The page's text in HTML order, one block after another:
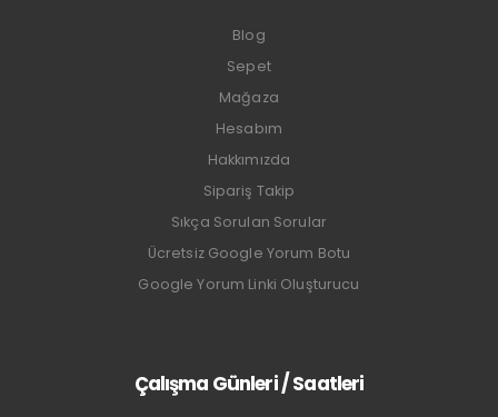
Blog
Sepet
Mağaza
Hesabım
Hakkımızda
Sipariş Takip
Sıkça Sorulan Sorular
Ücretsiz Google Yorum Botu
Google Yorum Linki Oluşturucu
Çalışma Günleri / Saatleri